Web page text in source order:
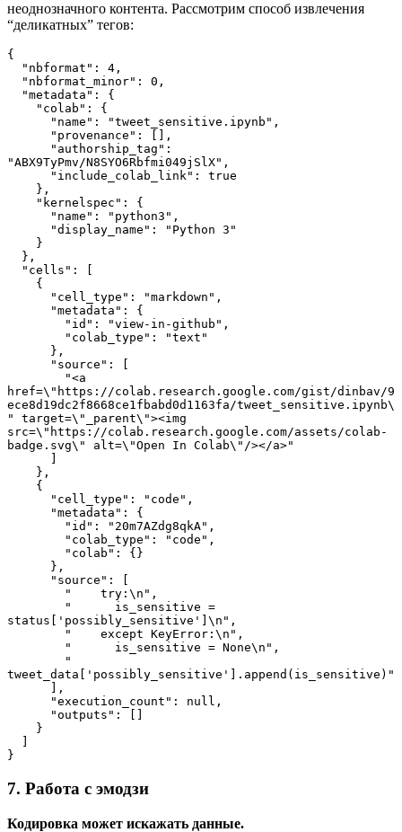
неоднозначного контента. Рассмотрим способ извлечения
“деликатных” тегов:
{
  "nbformat": 4,
  "nbformat_minor": 0,
  "metadata": {
    "colab": {
      "name": "tweet_sensitive.ipynb",
      "provenance": [],
"ABX9TyPmv/N8SYO6Rbfmi049jSlX",
      "include_colab_link": true
    },
    "kernelspec": {
      "name": "python3",
      "display_name": "Python 3"
    }
  },
  "cells": [
    {
      "cell_type": "markdown",
      "metadata": {
        "id": "view-in-github",
        "colab_type": "text"
      },
      "source": [
href=\"https://colab.research.google.com/gist/dinbav/9
ece8d19dc2f8668ce1fbabd0d1163fa/tweet_sensitive.ipynb\
" target=\"_parent\"><img
src=\"https://colab.research.google.com/assets/colab-
badge.svg\" alt=\"Open In Colab\"/></a>"
    },
    {
      "cell_type": "code",
      "metadata": {
        "id": "20m7AZdg8qkA",
        "colab_type": "code",
        "colab": {}
      },
      "source": [
        "    try:\n",
status['possibly_sensitive']\n",
        "    except KeyError:\n",
        "      is_sensitive = None\n",
tweet_data['possibly_sensitive'].append(is_sensitive)"
      ],
      "execution_count": null,
      "outputs": []
    }
}
7. Работа с эмодзи
Кодировка может искажать данные.